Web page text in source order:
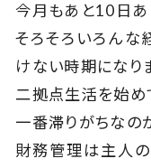
今月もあと10日あ
そろそろいろんな
けない時期になり
二拠点生活を始め
一番滞りがちなの
財務管理は主人の